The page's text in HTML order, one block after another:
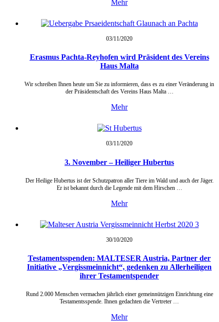
Mehr
03/11/2020
Erasmus Pachta-Reyhofen wird Präsident des Vereins
Haus Malta
Wir schreiben Ihnen heute um Sie zu informieren, dass es zu einer Veränderung in
der Präsidentschaft des Vereins Haus Malta …
Mehr
03/11/2020
3. November – Heiliger Hubertus
Der Heilige Hubertus ist der Schutzpatron aller Tiere im Wald und auch der Jäger.
Er ist bekannt durch die Legende mit dem Hirschen …
Mehr
30/10/2020
Testamentsspenden: MALTESER Austria, Partner der
Initiative „Vergissmeinnicht“, gedenken zu Allerheiligen
ihrer Testamentspender
Rund 2.000 Menschen vermachen jährlich einer gemeinnützigen Einrichtung eine
Testamentsspende. Ihnen gedachten die Vertreter …
Mehr